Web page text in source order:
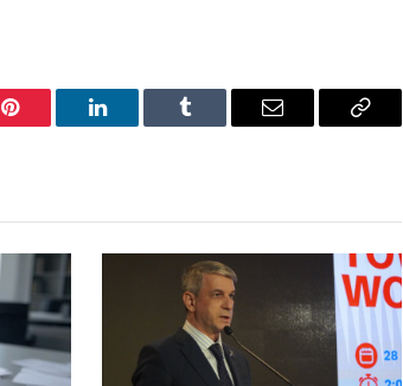
Pinterest LinkedIn Tumblr Email
Copy